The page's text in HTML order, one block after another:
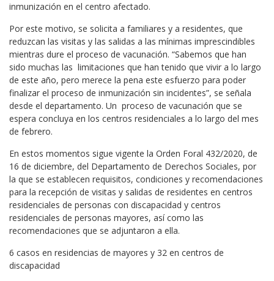
inmunización en el centro afectado.
Por este motivo, se solicita a familiares y a residentes, que
reduzcan las visitas y las salidas a las mínimas imprescindibles
mientras dure el proceso de vacunación. “Sabemos que han
sido muchas las limitaciones que han tenido que vivir a lo largo
de este año, pero merece la pena este esfuerzo para poder
finalizar el proceso de inmunización sin incidentes”, se señala
desde el departamento. Un proceso de vacunación que se
espera concluya en los centros residenciales a lo largo del mes
de febrero.
En estos momentos sigue vigente la Orden Foral 432/2020, de
16 de diciembre, del Departamento de Derechos Sociales, por
la que se establecen requisitos, condiciones y recomendaciones
para la recepción de visitas y salidas de residentes en centros
residenciales de personas con discapacidad y centros
residenciales de personas mayores, así como las
recomendaciones que se adjuntaron a ella.
6 casos en residencias de mayores y 32 en centros de
discapacidad